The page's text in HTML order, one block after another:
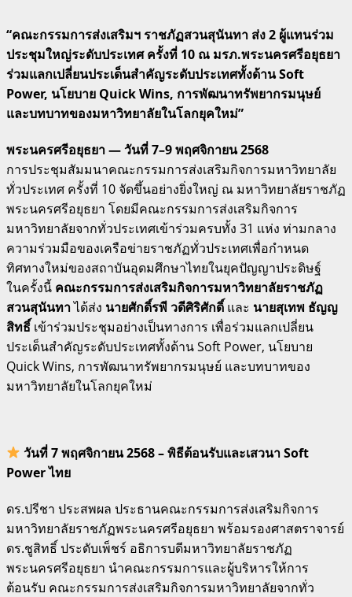
“คณะกรรมการส่งเสริมฯ ราชภัฏสวนสุนันทา ส่ง 2 ผู้แทนร่วม
ประชุมใหญ่ระดับประเทศ ครั้งที่ 10 ณ มรภ.พระนครศรีอยุธยา
ร่วมแลกเปลี่ยนประเด็นสำคัญระดับประเทศทั้งด้าน Soft
Power, นโยบาย Quick Wins, การพัฒนาทรัพยากรมนุษย์
และบทบาทของมหาวิทยาลัยในโลกยุคใหม่”
พระนครศรีอยุธยา — วันที่ 7–9 พฤศจิกายน 2568
การประชุมสัมมนาคณะกรรมการส่งเสริมกิจการมหาวิทยาลัย
ทั่วประเทศ ครั้งที่ 10 จัดขึ้นอย่างยิ่งใหญ่ ณ มหาวิทยาลัยราชภัฏ
พระนครศรีอยุธยา โดยมีคณะกรรมการส่งเสริมกิจการ
มหาวิทยาลัยจากทั่วประเทศเข้าร่วมครบทั้ง 31 แห่ง ท่ามกลาง
ความร่วมมือของเครือข่ายราชภัฏทั่วประเทศเพื่อกำหนด
ทิศทางใหม่ของสถาบันอุดมศึกษาไทยในยุคปัญญาประดิษฐ์
ในครั้งนี้ คณะกรรมการส่งเสริมกิจการมหาวิทยาลัยราชภัฏ
สวนสุนันทาได้ส่ง นายศักดิ์รพี วดีศิริศักดิ์ และ นายสุเทพ ธัญญ
สิทธิ์ เข้าร่วมประชุมอย่างเป็นทางการ เพื่อร่วมแลกเปลี่ยน
ประเด็นสำคัญระดับประเทศทั้งด้าน Soft Power, นโยบาย
Quick Wins, การพัฒนาทรัพยากรมนุษย์ และบทบาทของ
มหาวิทยาลัยในโลกยุคใหม่
วันที่ 7 พฤศจิกายน 2568 – พิธีต้อนรับและเสวนา Soft
Power ไทย
ดร.ปรีชา ประสพผล ประธานคณะกรรมการส่งเสริมกิจการ
มหาวิทยาลัยราชภัฏพระนครศรีอยุธยา พร้อมรองศาสตราจารย์
ดร.ชูสิทธิ์ ประดับเพ็ชร์ อธิการบดีมหาวิทยาลัยราชภัฏ
พระนครศรีอยุธยา นำคณะกรรมการและผู้บริหารให้การ
ต้อนรับ คณะกรรมการส่งเสริมกิจการมหาวิทยาลัยจากทั่ว